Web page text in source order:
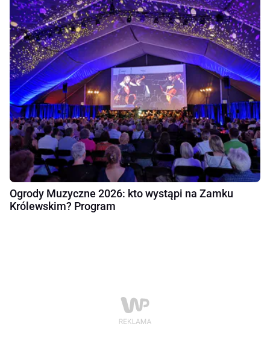
Ogrody Muzyczne 2026: kto wystąpi na Zamku
Królewskim? Program